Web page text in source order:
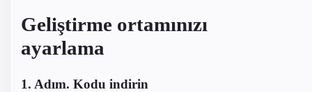
Geliştirme ortamınızı
ayarlama
1. Adım. Kodu indirin